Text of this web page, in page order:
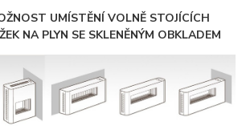
UMÍSTĚNÍ VOLNĚ STOJÍCÍCH
NA PLYN SE SKLENĚNÝM OBKLADEM